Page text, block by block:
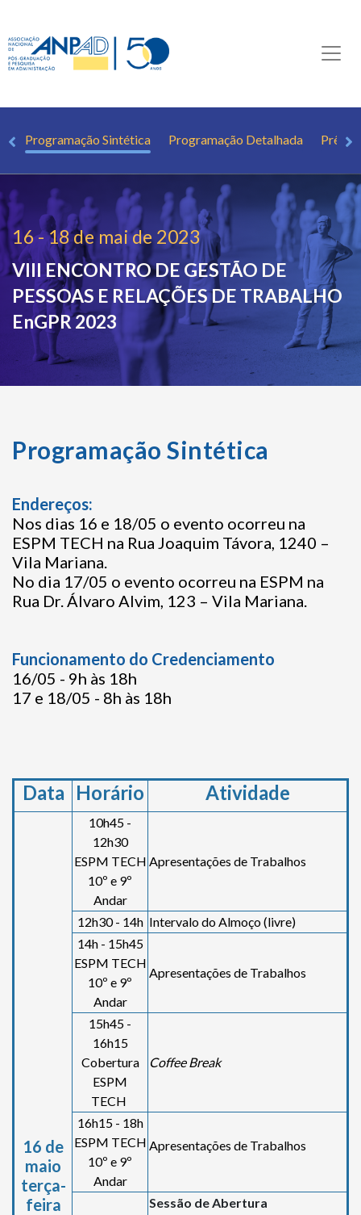
Programação Sintética Programação Detalhada
16 - 18 de mai de 2023
VIII ENCONTRO DE GESTÃO DE
PESSOAS E RELAÇÕES DE TRABALHO
EnGPR 2023
Programação Sintética
Endereços:
Nos dias 16 e 18/05 o evento ocorreu na
ESPM TECH na Rua Joaquim Távora, 1240 –
Vila Mariana.
No dia 17/05 o evento ocorreu na ESPM na
Rua Dr. Álvaro Alvim, 123 – Vila Mariana.
Funcionamento do Credenciamento
16/05 - 9h às 18h
17 e 18/05 - 8h às 18h
Data Horário Atividade
16 de
maio
terça-
feira
10h45 -
12h30
ESPM TECH
10º e 9º
Andar
Apresentações de Trabalhos
12h30 - 14h Intervalo do Almoço (livre)
14h - 15h45
ESPM TECH
10º e 9º
Andar
Apresentações de Trabalhos
15h45 -
16h15
Cobertura
ESPM
TECH
Coffee Break
16h15 - 18h
ESPM TECH
10º e 9º
Andar
Apresentações de Trabalhos
Sessão de Abertura